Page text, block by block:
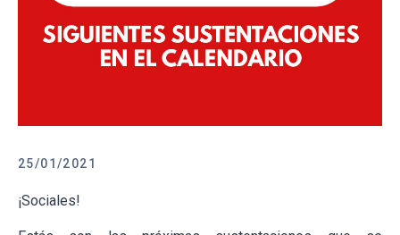
25/01/2021
¡Sociales!